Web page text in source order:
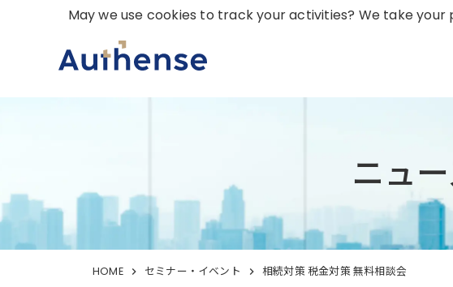
ニュ
HOME セミナー・イベント 相続対策 税金対策 無料相談会
May we use cookies to track your activities? We take